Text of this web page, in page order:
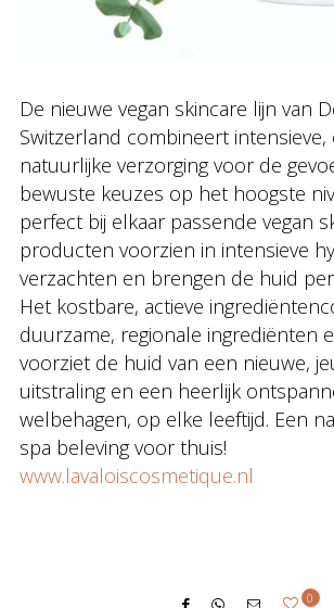
De nieuwe vegan skincare lijn van
Switzerland combineert intensieve,
natuurlijke verzorging voor de
bewuste keuzes op het hoogste
perfect bij elkaar passende vegan
producten voorzien in intensieve
verzachten en brengen de huid
Het kostbare, actieve
duurzame, regionale ingrediënten
voorziet de huid van een nieuwe,
uitstraling en een heerlijk
welbehagen, op elke leeftijd. Een
spa beleving voor thuis!
www.lavaloiscosmetique.nl
0